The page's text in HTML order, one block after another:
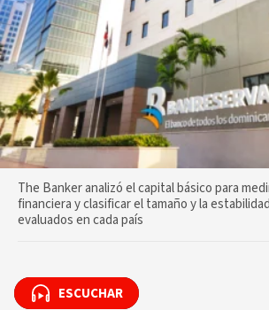
The Banker analizó el capital básico para
financiera y clasificar el tamaño y la
evaluados en cada país
ESCUCHAR
ESCUCHAR